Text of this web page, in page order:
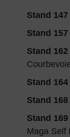
Stand 147
Stand 157
Stand 162
Stand 164
Stand 168
Stand 169
Maga Self